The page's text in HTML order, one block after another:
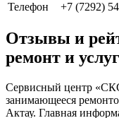
Телефон
+7 (7292)
Отзывы и
ремонт и
Сервисный центр
занимающееся
Актау. Главная